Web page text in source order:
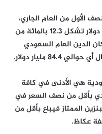
الأول من العام الجاري،
341.4 مليار ريال بما يقرب من 91 مليار دولار تشكل 12.3 بالمائة من
كان الدين العام السعودي
هي الأدنى في كافة
بأقل من نصف السعر في
الممتاز فيباع بأقل من
عكاظ.